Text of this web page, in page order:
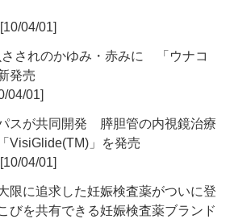
[10/04/01]
されのかゆみ・赤みに 「ウナコ
発売
04/01]
スが共同開発 膵胆管の内視鏡治療
VisiGlide(TM)」を発売
[10/04/01]
限に追求した妊娠検査薬がついに登
を共有できる妊娠検査薬ブランド